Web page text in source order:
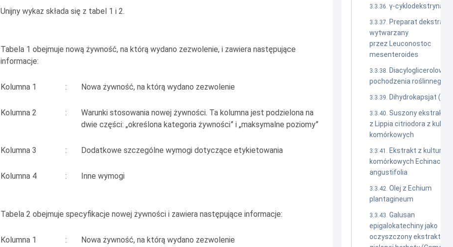
Unijny wykaz składa się z tabel 1 i 2.
Tabela 1 obejmuje nową żywność, na którą wydano zezwolenie, i zawiera następujące
informacje:
Kolumna 1 : Nowa żywność, na którą wydano zezwolenie
Kolumna 2 :
Warunki stosowania nowej żywności. Ta kolumna jest podzielona na
dwie części: „określona kategoria żywności” i „maksymalne poziomy”
Kolumna 3 : Dodatkowe szczególne wymogi dotyczące etykietowania
Kolumna 4 : Inne wymogi
Tabela 2 obejmuje specyfikacje nowej żywności i zawiera następujące informacje:
Kolumna 1 : Nowa żywność, na którą wydano zezwolenie
γ-cyklodekstryna
Preparat dekstranu
wytwarzany
przez Leuconostoc
mesenteroides
Diacyloglicerolowy
pochodzenia roślinnego
Dihydrokapsjat
Suszony ekstrakt
z Lippia citriodora z kultur
komórkowych
Ekstrakt z kultur
komórkowych Echinacea
angustifolia
Olej z Echium
plantagineum
Galusan
epigalokatechiny jako
oczyszczony ekstrakt z